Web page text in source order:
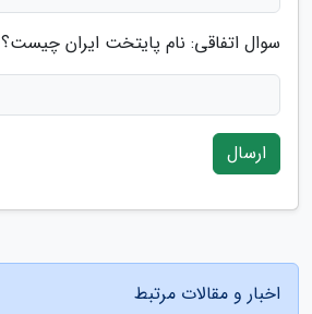
سوال اتفاقی: نام پایتخت ایران چیست؟
ارسال
اخبار و مقالات مرتبط